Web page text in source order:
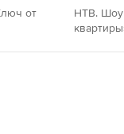
от
НТВ. Шоу